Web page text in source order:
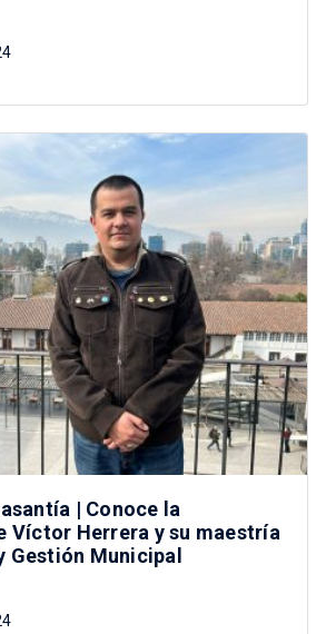
| Conoce la
Víctor Herrera y su maestría
Gestión Municipal